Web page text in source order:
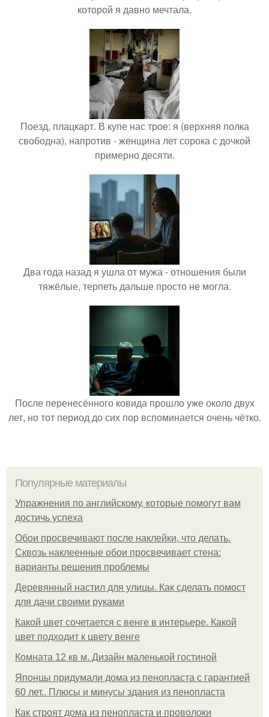
которой я давно мечтала.
Поезд, плацкарт. В купе нас трое: я (верхняя полка
свободна), напротив - женщина лет сорока с дочкой
примерно десяти.
Два года назад я ушла от мужа - отношения были
тяжёлые, терпеть дальше просто не могла.
После перенесённого ковида прошло уже около двух
лет, но тот период до сих пор вспоминается очень чётко.
Популярные материалы
Упражнения по английскому, которые помогут вам
достичь успеха
Обои просвечивают после наклейки, что делать.
Сквозь наклеенные обои просвечивает стена:
варианты решения проблемы
Деревянный настил для улицы. Как сделать помост
для дачи своими руками
Какой цвет сочетается с венге в интерьере. Какой
цвет подходит к цвету венге
Комната 12 кв м. Дизайн маленькой гостиной
Японцы придумали дома из пенопласта с гарантией
60 лет.. Плюсы и минусы здания из пенопласта
Как строят дома из пенопласта и проволоки